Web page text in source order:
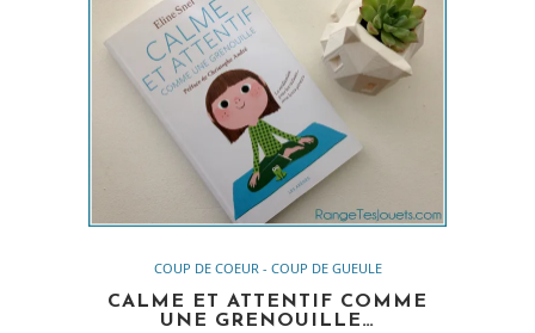
COUP DE COEUR - COUP DE GUEULE
CALME ET ATTENTIF COMME
UNE GRENOUILLE…